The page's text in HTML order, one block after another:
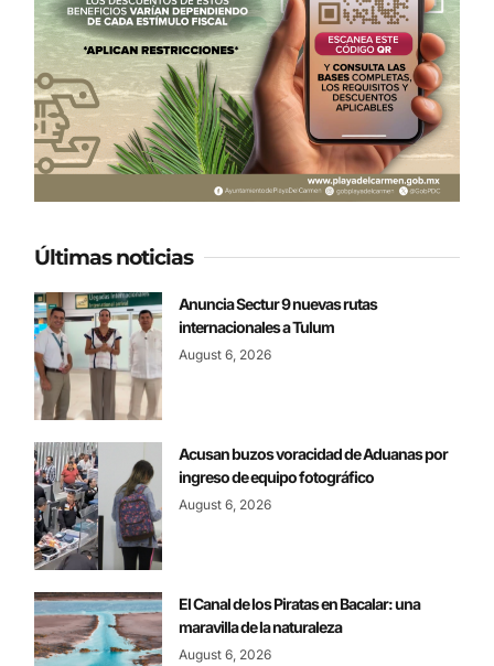
Últimas noticias
Anuncia Sectur 9 nuevas rutas
internacionales a Tulum
August 6, 2026
Acusan buzos voracidad de Aduanas por
ingreso de equipo fotográfico
August 6, 2026
El Canal de los Piratas en Bacalar: una
maravilla de la naturaleza
August 6, 2026